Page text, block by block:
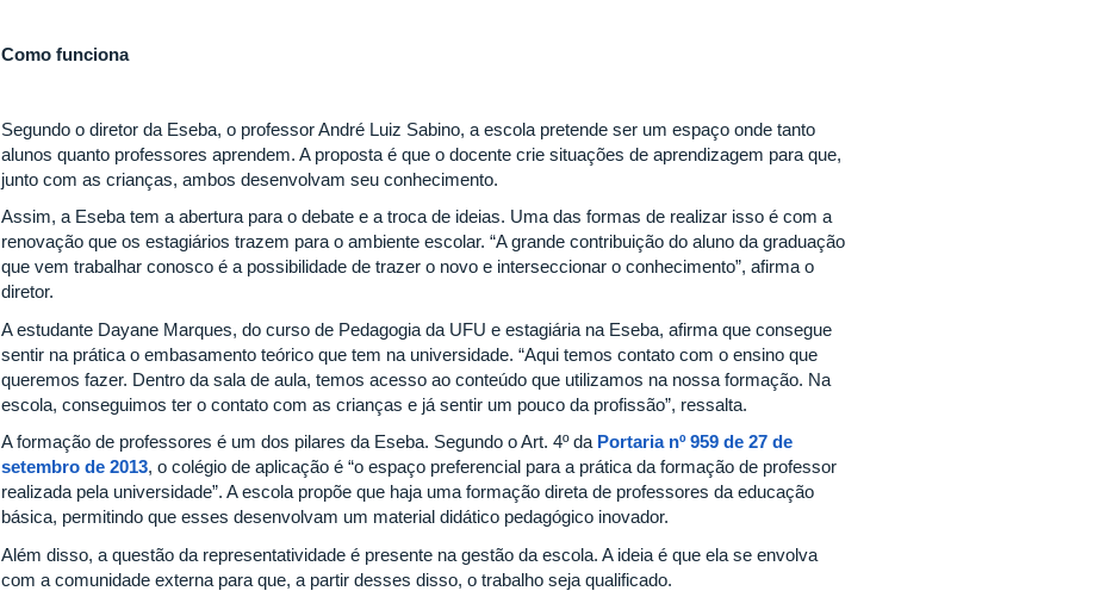
Como funciona
Segundo o diretor da Eseba, o professor André Luiz Sabino, a escola pretende ser um espaço onde tanto
alunos quanto professores aprendem. A proposta é que o docente crie situações de aprendizagem para que,
junto com as crianças, ambos desenvolvam seu conhecimento.
Assim, a Eseba tem a abertura para o debate e a troca de ideias. Uma das formas de realizar isso é com a
renovação que os estagiários trazem para o ambiente escolar. “A grande contribuição do aluno da graduação
que vem trabalhar conosco é a possibilidade de trazer o novo e interseccionar o conhecimento”, afirma o
diretor.
A estudante Dayane Marques, do curso de Pedagogia da UFU e estagiária na Eseba, afirma que consegue
sentir na prática o embasamento teórico que tem na universidade. “Aqui temos contato com o ensino que
queremos fazer. Dentro da sala de aula, temos acesso ao conteúdo que utilizamos na nossa formação. Na
escola, conseguimos ter o contato com as crianças e já sentir um pouco da profissão”, ressalta.
A formação de professores é um dos pilares da Eseba. Segundo o Art. 4º da Portaria nº 959 de 27 de
setembro de 2013, o colégio de aplicação é “o espaço preferencial para a prática da formação de professor
realizada pela universidade”. A escola propõe que haja uma formação direta de professores da educação
básica, permitindo que esses desenvolvam um material didático pedagógico inovador.
Além disso, a questão da representatividade é presente na gestão da escola. A ideia é que ela se envolva
com a comunidade externa para que, a partir desses disso, o trabalho seja qualificado.